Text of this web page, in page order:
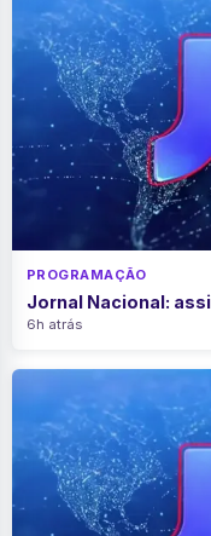
PROGRAMAÇÃO
Jornal Nacional:
6h atrás